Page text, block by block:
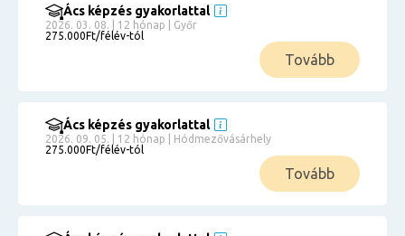
Ács képzés gyakorlattal
2026. 03. 08. | 12 hónap | Győr
275.000Ft/félév-tól
Tovább
Ács képzés gyakorlattal
2026. 09. 05. | 12 hónap | Hódmezővásárhely
275.000Ft/félév-tól
Tovább